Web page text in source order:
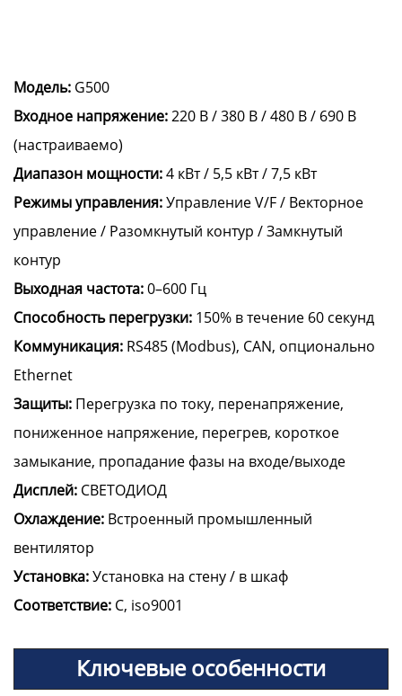
Модель: G500
Входное напряжение:220 В / 380 В / 480 В / 690 В
(настраиваемо)
Диапазон мощности:4 кВт / 5,5 кВт / 7,5 кВт
Режимы управления:Управление V/F / Векторное
управление / Разомкнутый контур / Замкнутый
контур
Выходная частота:0–600 Гц
Способность перегрузки: 150% в течение 60 секунд
Коммуникация: RS485 (Modbus), CAN, опционально
Ethernet
Защиты: Перегрузка по току, перенапряжение,
пониженное напряжение, перегрев, короткое
замыкание, пропадание фазы на входе/выходе
Дисплей: СВЕТОДИОД
Охлаждение: Встроенный промышленный
вентилятор
Установка:Установка на стену / в шкаф
Соответствие: C, iso9001
Ключевые особенности